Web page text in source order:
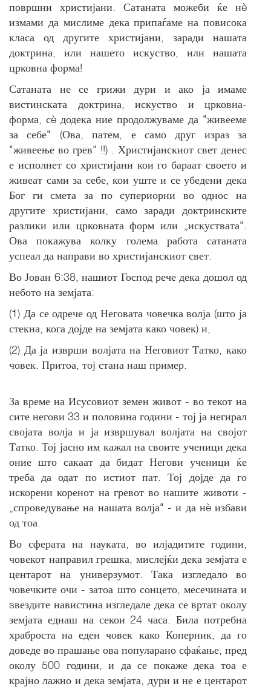
површни христијани. Сатаната можеби ќе нè
измами да мислиме дека припаѓаме на повисока
класа од другите христијани, заради нашата
доктрина, или нашето искуство, или нашата
црковна форма!
Сатаната не се грижи дури и ако ја имаме
вистинската доктрина, искуство и црковна-
форма, сè додека ние продолжуваме да "живееме
за себе" (Ова, патем, е само друг израз за
"живеење во грев" !!) . Христијанскиот свет денес
е исполнет со христијани кои го бараат своето и
живеат сами за себе, кои уште и се убедени дека
Бог ги смета за по супериорни во однос на
другите христијани, само заради доктринските
разлики или црковната форм или „искуствата".
Ова покажува колку голема работа сатаната
успеал да направи во христијанскиот свет.
Во Јован 6:38, нашиот Господ рече дека дошол од
небото на земјата:
(1) Да се ​​одрече од Неговата човечка волја (што ја
стекна, кога дојде на земјата како човек) и,
(2) Да ја ​​изврши волјата на Неговиот Татко, како
човек. Притоа, тој стана наш пример.
За време на Исусовиот земен живот - во текот на
сите негови 33 и половина години - тој ја негирал
својата волја и ја извршувал волјата на својот
Татко. Тој јасно им кажал на своите ученици дека
оние што сакаат да бидат Негови ученици ќе
треба да одат по истиот пат. Тој дојде да го
искорени коренот на гревот во нашите животи -
„спроведување на нашата волја" - и да нè избави
од тоа.
Во сферата на науката, во илјадитите години,
човекот направил грешка, мислејќи дека земјата е
центарот на универзумот. Така изгледало во
човечките очи - затоа што сонцето, месечината и
sвездите навистина изгледале дека се вртат околу
земјата еднаш на секои 24 часа. Била потребна
храброста на еден човек како Коперник, да го
доведе во прашање ова популарано сфаќање, пред
околу 500 години, и да се покаже дека тоа е
крајно лажно и дека земјата, дури и не е центарот